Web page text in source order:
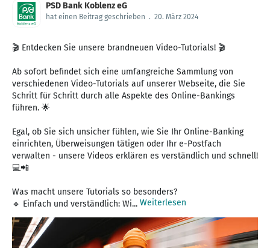
PSD Bank Koblenz eG
hat einen Beitrag geschrieben . 20. März 2024
🎬 Entdecken Sie unsere brandneuen Video-Tutorials! 🎬
Ab sofort befindet sich eine umfangreiche Sammlung von
verschiedenen Video-Tutorials auf unserer Webseite, die Sie
Schritt für Schritt durch alle Aspekte des Online-Bankings
führen. 🌟
Egal, ob Sie sich unsicher fühlen, wie Sie Ihr Online-Banking
einrichten, Überweisungen tätigen oder Ihr e-Postfach
verwalten - unsere Videos erklären es verständlich und schnell!
💻📲
Was macht unsere Tutorials so besonders?
🔹 Einfach und verständlich: Wi... Weiterlesen